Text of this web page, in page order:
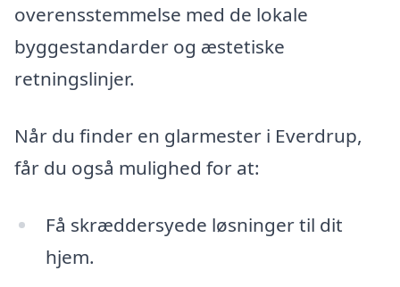
overensstemmelse med de lokale
byggestandarder og æstetiske
retningslinjer.
Når du finder en glarmester i Everdrup,
får du også mulighed for at:
Få skræddersyede løsninger til dit
hjem.